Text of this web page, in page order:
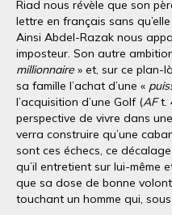
Riad nous révèle que son
lettre en français sans
Ainsi Abdel-Razak nous
imposteur. Son autre
millionnaire » et, sur ce plan-
sa famille l’achat d’une «
l’acquisition d’une Golf (AFt.
perspective de vivre dans
verra construire qu’une
sont ces échecs, ce
qu’il entretient sur lui-même
que sa dose de bonne
touchant un homme qui,